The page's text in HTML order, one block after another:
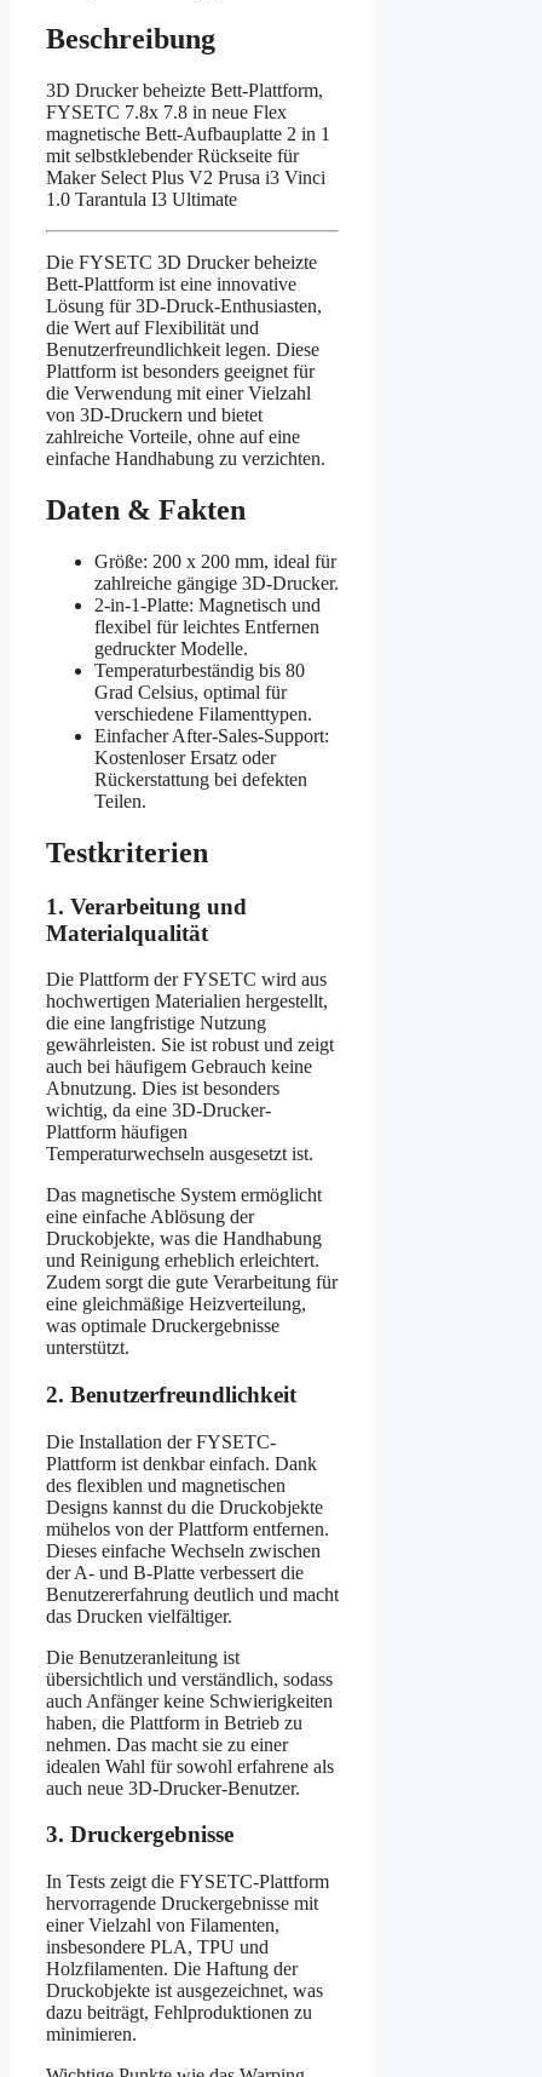
Beschreibung
3D Drucker beheizte Bett-Plattform,
FYSETC 7.8x 7.8 in neue Flex
magnetische Bett-Aufbauplatte 2 in 1
mit selbstklebender Rückseite für
Maker Select Plus V2 Prusa i3 Vinci
1.0 Tarantula I3 Ultimate
Die FYSETC 3D Drucker beheizte
Bett-Plattform ist eine innovative
Lösung für 3D-Druck-Enthusiasten,
die Wert auf Flexibilität und
Benutzerfreundlichkeit legen. Diese
Plattform ist besonders geeignet für
die Verwendung mit einer Vielzahl
von 3D-Druckern und bietet
zahlreiche Vorteile, ohne auf eine
einfache Handhabung zu verzichten.
Daten & Fakten
Größe: 200 x 200 mm, ideal für
zahlreiche gängige 3D-Drucker.
2-in-1-Platte: Magnetisch und
flexibel für leichtes Entfernen
gedruckter Modelle.
Temperaturbeständig bis 80
Grad Celsius, optimal für
verschiedene Filamenttypen.
Einfacher After-Sales-Support:
Kostenloser Ersatz oder
Rückerstattung bei defekten
Teilen.
Testkriterien
1. Verarbeitung und
Materialqualität
Die Plattform der FYSETC wird aus
hochwertigen Materialien hergestellt,
die eine langfristige Nutzung
gewährleisten. Sie ist robust und zeigt
auch bei häufigem Gebrauch keine
Abnutzung. Dies ist besonders
wichtig, da eine 3D-Drucker-
Plattform häufigen
Temperaturwechseln ausgesetzt ist.
Das magnetische System ermöglicht
eine einfache Ablösung der
Druckobjekte, was die Handhabung
und Reinigung erheblich erleichtert.
Zudem sorgt die gute Verarbeitung für
eine gleichmäßige Heizverteilung,
was optimale Druckergebnisse
unterstützt.
2. Benutzerfreundlichkeit
Die Installation der FYSETC-
Plattform ist denkbar einfach. Dank
des flexiblen und magnetischen
Designs kannst du die Druckobjekte
mühelos von der Plattform entfernen.
Dieses einfache Wechseln zwischen
der A- und B-Platte verbessert die
Benutzererfahrung deutlich und macht
das Drucken vielfältiger.
Die Benutzeranleitung ist
übersichtlich und verständlich, sodass
auch Anfänger keine Schwierigkeiten
haben, die Plattform in Betrieb zu
nehmen. Das macht sie zu einer
idealen Wahl für sowohl erfahrene als
auch neue 3D-Drucker-Benutzer.
3. Druckergebnisse
In Tests zeigt die FYSETC-Plattform
hervorragende Druckergebnisse mit
einer Vielzahl von Filamenten,
insbesondere PLA, TPU und
Holzfilamenten. Die Haftung der
Druckobjekte ist ausgezeichnet, was
dazu beiträgt, Fehlproduktionen zu
minimieren.